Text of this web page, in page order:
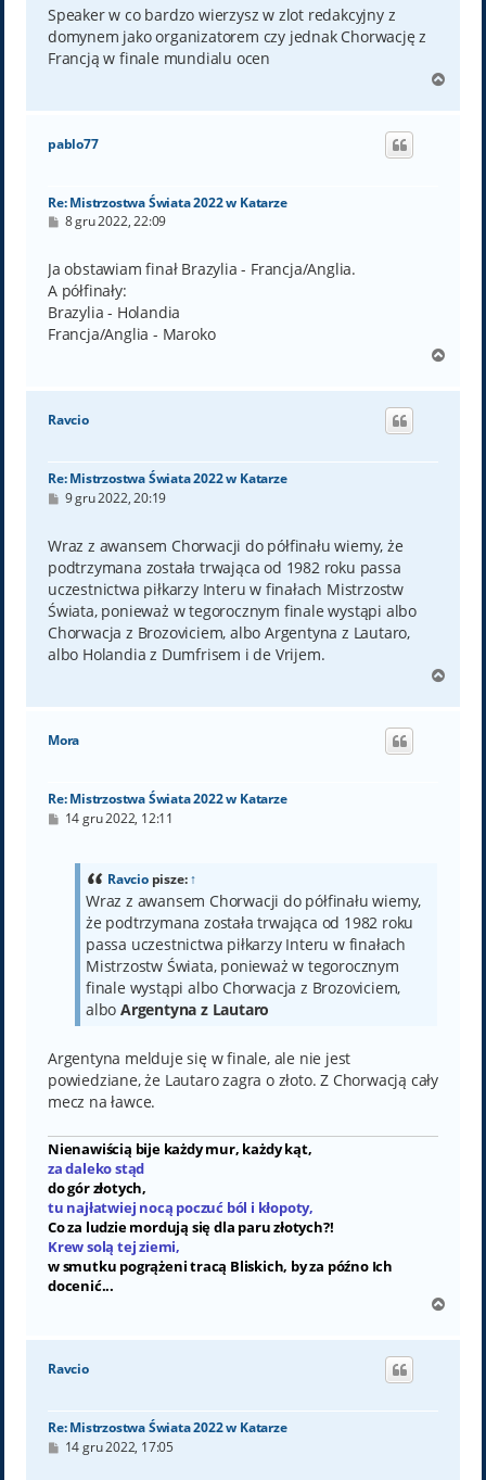
t
Speaker w co bardzo wierzysz w zlot redakcyjny z
domynem jako organizatorem czy jednak Chorwację z
Francją w finale mundialu ocen
g
pablo77
Re: Mistrzostwa Świata 2022 w Katarze
P
t
8 gru 2022, 22:09
Ja obstawiam finał Brazylia - Francja/Anglia.
A półfinały:
Brazylia - Holandia
Francja/Anglia - Maroko
g
Ravcio
Re: Mistrzostwa Świata 2022 w Katarze
P
t
9 gru 2022, 20:19
Wraz z awansem Chorwacji do półfinału wiemy, że
podtrzymana została trwająca od 1982 roku passa
uczestnictwa piłkarzy Interu w finałach Mistrzostw
Świata, ponieważ w tegorocznym finale wystąpi albo
Chorwacja z Brozoviciem, albo Argentyna z Lautaro,
albo Holandia z Dumfrisem i de Vrijem.
g
Mora
Re: Mistrzostwa Świata 2022 w Katarze
P14 gru 2022, 12:11
Ravciopisze:↑
Wraz z awansem Chorwacji do półfinału wiemy,
że podtrzymana została trwająca od 1982 roku
passa uczestnictwa piłkarzy Interu w finałach
Mistrzostw Świata, ponieważ w tegorocznym
finale wystąpi albo Chorwacja z Brozoviciem,
albo Argentyna z Lautaro
Argentyna melduje się w finale, ale nie jest
powiedziane, że Lautaro zagra o złoto. Z Chorwacją cały
mecz na ławce.
Nienawiścią bije każdy mur, każdy kąt,
za daleko stąd
do gór złotych,
tu najłatwiej nocą poczuć ból i kłopoty,
Co za ludzie mordują się dla paru złotych?!
Krew solą tej ziemi,
w smutku pogrążeni tracą Bliskich, by za późno Ich
docenić...
g
Ravcio
Re: Mistrzostwa Świata 2022 w Katarze
P14 gru 2022, 17:05